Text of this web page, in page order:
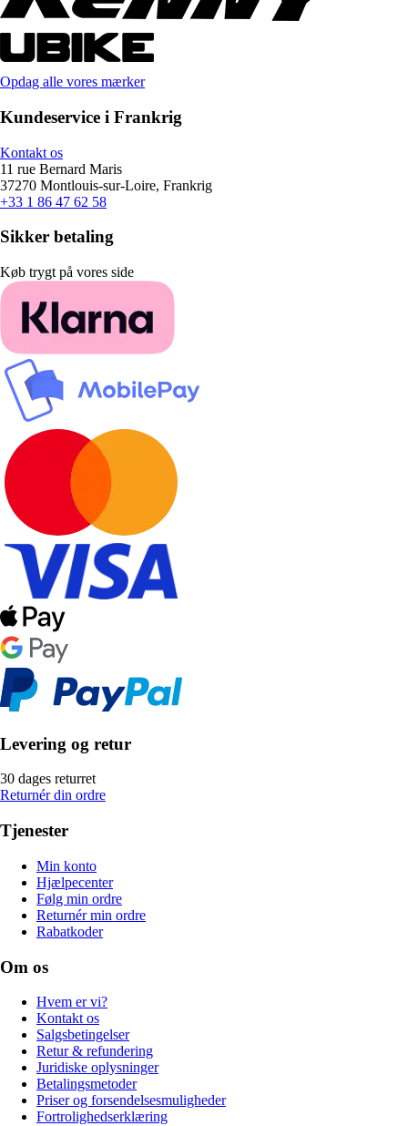
Opdag alle vores mærker
Kundeservice i Frankrig
Kontakt os
11 rue Bernard Maris
37270 Montlouis-sur-Loire, Frankrig
+33 1 86 47 62 58
Sikker betaling
Køb trygt på vores side
Levering og retur
30 dages returret
Returnér din ordre
Tjenester
Min konto
Hjælpecenter
Følg min ordre
Returnér min ordre
Rabatkoder
Om os
Hvem er vi?
Kontakt os
Salgsbetingelser
Retur & refundering
Juridiske oplysninger
Betalingsmetoder
Priser og forsendelsesmuligheder
Fortrolighedserklæring